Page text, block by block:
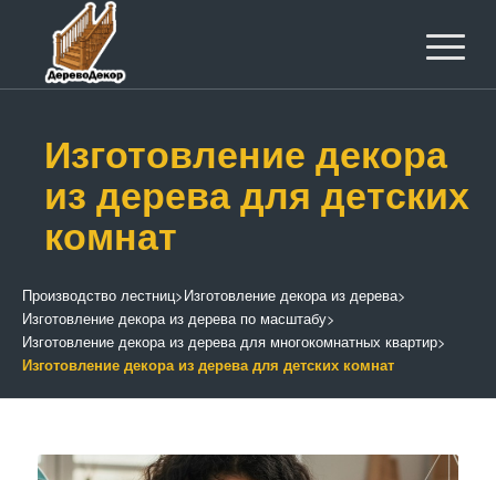
Изготовление декора
из дерева для детских
комнат
Производство лестниц>Изготовление декора из дерева>
Изготовление декора из дерева по масштабу>
Изготовление декора из дерева для многокомнатных квартир>
Изготовление декора из дерева для детских комнат